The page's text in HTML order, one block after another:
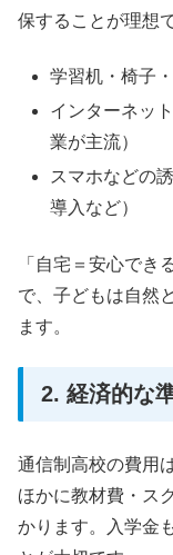
保することが理想
学習机・椅子
インターネッ
業が主流）
スマホなどの
導入など）
「自宅＝安心でき
で、子どもは自然
ます。
2. 経済的な
通信制高校の費用
ほかに教材費・ス
かります。入学金